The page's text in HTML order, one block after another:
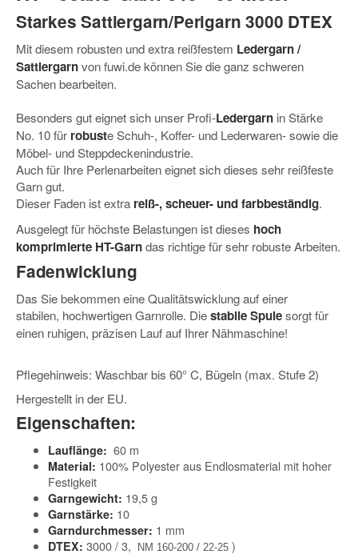
Starkes Sattlergarn/Perlgarn 3000 DTEX
Mit diesem robusten und extra reißfestem Ledergarn /
Sattlergarnvon fuwi.de können Sie die ganz schweren
Sachen bearbeiten.
Besonders gut eignet sich unser Profi-Ledergarn in Stärke
No. 10 für robusteSchuh-, Koffer- und Lederwaren- sowie die
Möbel- und Steppdeckenindustrie.
Auch für Ihre Perlenarbeiten eignet sich dieses sehr reißfeste
Garn gut.
Dieser Faden ist extra reiß-, scheuer- und farbbeständig.
Ausgelegt für höchste Belastungen ist dieses hoch
komprimierte HT-Garndas richtige für sehr robuste Arbeiten.
Fadenwicklung
Das Sie bekommen eine Qualitätswicklung auf einer
stabilen, hochwertigen Garnrolle. Diestabile Spulesorgt für
einen ruhigen, präzisen Lauf auf Ihrer Nähmaschine!
Pflegehinweis: Waschbar bis 60° C, Bügeln (max. Stufe 2)
Hergestellt in der EU.
Eigenschaften:
Lauflänge: 60 m
Material: 100% Polyester aus Endlosmaterial mit hoher
Festigkeit
Garngewicht: 19,5 g
Garnstärke: 10
Garndurchmesser: 1 mm
DTEX: 3000 / 3, NM 160-200 / 22-25 )